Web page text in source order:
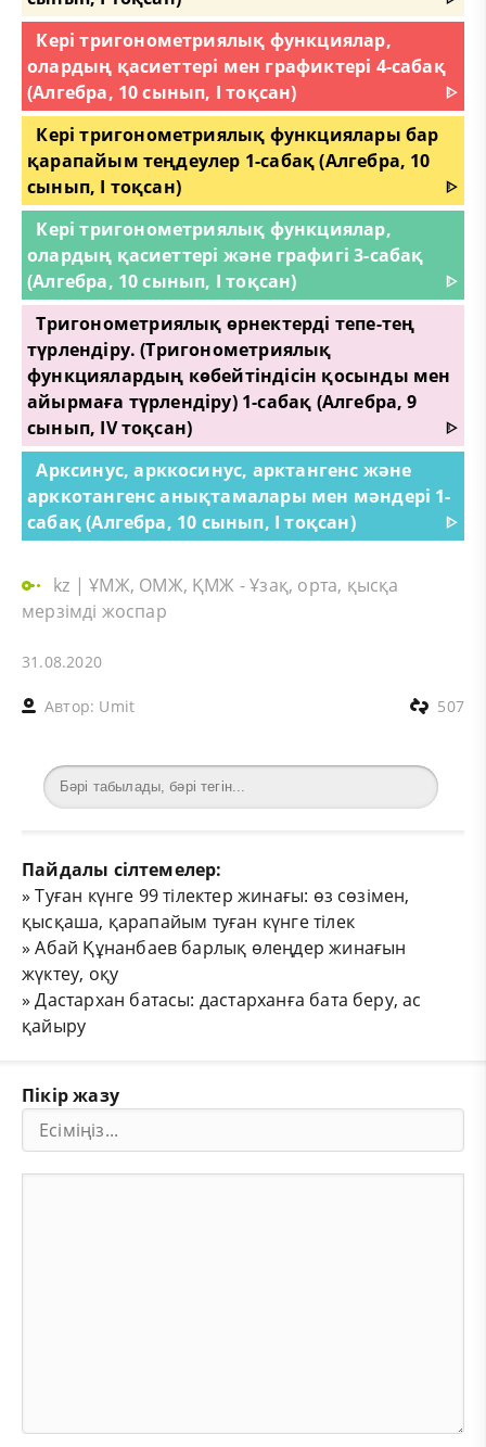
Кері тригонометриялық функциялар,
олардың қасиеттері мен графиктері 4-сабақ
(Алгебра, 10 сынып, I тоқсан)
ᐈ
Кері тригонометриялық функциялары бар
қарапайым теңдеулер 1-сабақ (Алгебра, 10
сынып, I тоқсан)
ᐈ
Кері тригонометриялық функциялар,
олардың қасиеттері және графигі 3-сабақ
(Алгебра, 10 сынып, I тоқсан)
ᐈ
Тригонометриялық өрнектерді тепе-тең
түрлендіру. (Тригонометриялық
функциялардың көбейтіндісін қосынды мен
айырмаға түрлендіру) 1-сабақ (Алгебра, 9
сынып, IV тоқсан)
ᐈ
Арксинус, арккосинус, арктангенс және
арккотангенс анықтамалары мен мәндері 1-
сабақ (Алгебра, 10 сынып, I тоқсан)
ᐈ
kz |ҰМЖ, ОМЖ, ҚМЖ - Ұзақ, орта, қысқа
мерзімді жоспар
31.08.2020
Автор: Umit 507
Пайдалы сілтемелер:
»Туған күнге 99 тілектер жинағы: өз сөзімен,
қысқаша, қарапайым туған күнге тілек
»Абай Құнанбаев барлық өлеңдер жинағын
жүктеу, оқу
»Дастархан батасы: дастарханға бата беру, ас
қайыру
Пікір жазу